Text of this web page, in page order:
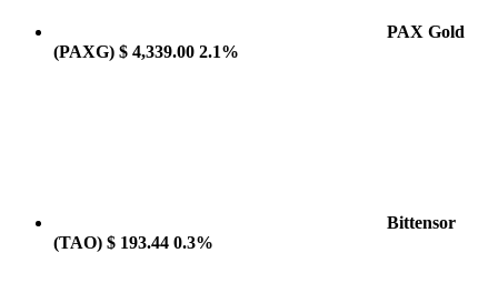
PAX Gold
(PAXG) $ 4,339.00 2.1%
Bittensor
(TAO) $ 193.44 0.3%